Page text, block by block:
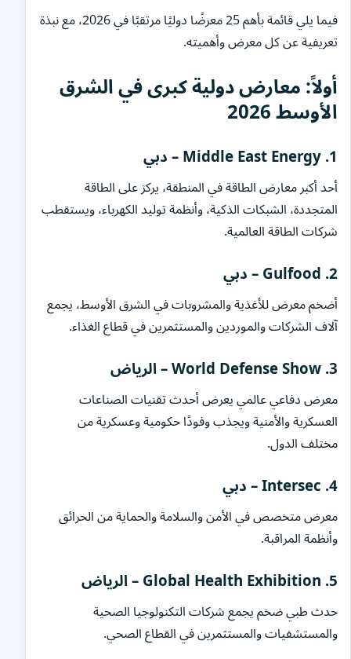
فيما يلي قائمة بأهم 25 معرضًا دوليًا مرتقبًا في 2026، مع نبذة
تعريفية عن كل معرض وأهميته.
أولاً: معارض دولية كبرى في الشرق
الأوسط 2026
1. Middle East Energy – دبي
أحد أكبر معارض الطاقة في المنطقة، يركز على الطاقة
المتجددة، الشبكات الذكية، وأنظمة توليد الكهرباء، ويستقطب
شركات الطاقة العالمية.
2. Gulfood – دبي
أضخم معرض للأغذية والمشروبات في الشرق الأوسط، يجمع
آلاف الشركات والموردين والمستثمرين في قطاع الغذاء.
3. World Defense Show – الرياض
معرض دفاعي عالمي يعرض أحدث تقنيات الصناعات
العسكرية والأمنية ويجذب وفودًا حكومية وعسكرية من
مختلف الدول.
4. Intersec – دبي
معرض متخصص في الأمن والسلامة والحماية من الحرائق
وأنظمة المراقبة.
5. Global Health Exhibition – الرياض
حدث طبي ضخم يجمع شركات التكنولوجيا الصحية
والمستشفيات والمستثمرين في القطاع الصحي.